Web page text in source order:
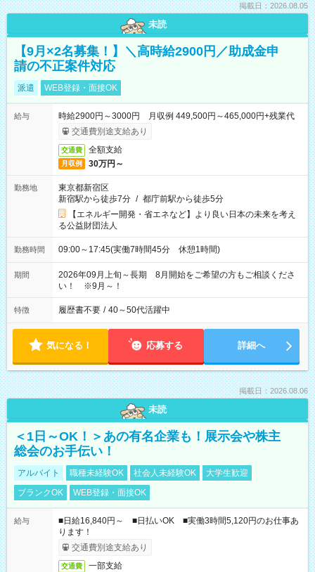
掲載日：2026.08.05
未読
【9月×2名募集！】＼高時給2900円／助成金申
請の不正案件対応
派遣 WEB登録・面接OK
給与
時給2900円～3000円 月収例 449,500円～465,000円+残業代
交通費別途支給あり
交通費 全額支給
月収例 30万円～
勤務地
東京都新宿区
新宿駅から徒歩7分 / 都庁前駅から徒歩5分
【エネルギー開発・省エネなど】より良い日本の未来を考え
る公益財団法人
勤務時間 09:00～17:45(実働7時間45分 休憩1時間)
期間
2026年09月上旬～長期 8月開始をご希望の方もご相談くださ
い！ ※9月～！
特徴 履歴書不要 / 40～50代活躍中
気になる！ 応募する 詳細へ
掲載日：2026.08.06
未読
＜1日～OK！＞あの有名企業も！展示会や株主
総会のお手伝い！
アルバイト 職種未経験OK 社会人未経験OK
大学生歓迎
ブランクOK
WEB登録・面接OK
給与
■日給16,840円～ ■日払いOK ■実働3時間5,120円のお仕事あ
ります！
交通費別途支給あり
交通費 一部支給